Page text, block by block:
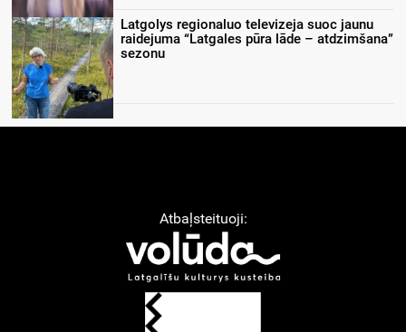
Latgolys regionaluo televizeja suoc jaunu
raidejuma “Latgales pūra lāde – atdzimšana”
sezonu
Atbaļsteituoji: